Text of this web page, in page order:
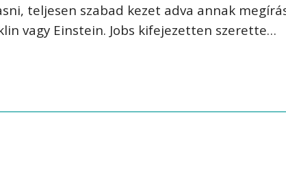
teljesen szabad kezet adva annak
vagy Einstein. Jobs kifejezetten szerette…